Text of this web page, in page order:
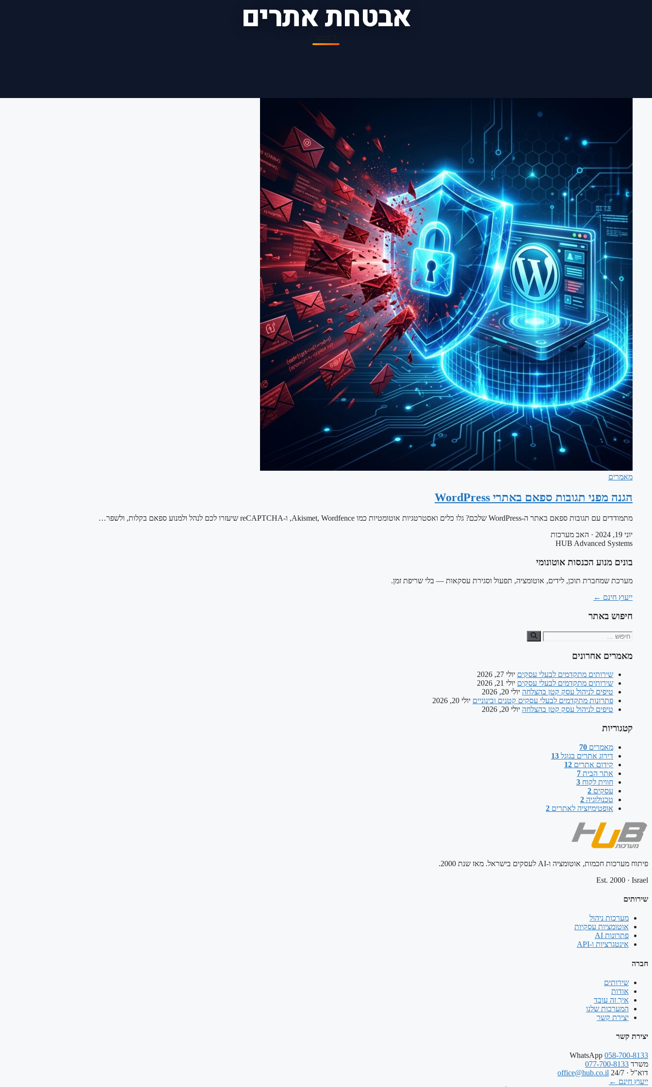
אבטחת אתרים
מאמרים
הגנה מפני תגובות ספאם באתרי WordPress
מתמודדים עם תגובות ספאם באתר ה-WordPress שלכם? גלו כלים ואסטרטגיות אוטומטיות כמו Akismet, Wordfence, ו-reCAPTCHA שיעזרו לכם לנהל ולמנוע ספאם בקלות, ולשפר…
יוני 19, 2024
· האב מערכות
HUB Advanced Systems
בונים מנוע הכנסות אוטונומי
מערכת שמחברת תוכן, לידים, אוטומציה, תפעול וסגירת עסקאות — בלי שריפת זמן.
ייעוץ חינם ←
חיפוש באתר
חיפוש:
מאמרים אחרונים
שירותים מתקדמים לבעלי עסקים יולי 27, 2026
שירותים מתקדמים לבעלי עסקים יולי 21, 2026
טיפים לניהול עסק קטן בהצלחה יולי 20, 2026
פתרונות מתקדמים לבעלי עסקים קטנים ובינוניים יולי 20, 2026
טיפים לניהול עסק קטן בהצלחה יולי 20, 2026
קטגוריות
מאמרים 70
דירוג אתרים בגוגל 13
קידום אתרים 12
אתר הבית 7
חווית לקוח 3
עסקים 2
טכנולוגיה 2
אופטימיזציה לאתרים 2
פיתוח מערכות חכמות, אוטומציה ו-AI לעסקים בישראל. מאז שנת 2000.
Est. 2000 · Israel
שירותים
מערכות ניהול
אוטומציות עסקיות
פתרונות AI
אינטגרציות ו-API
חברה
שירותים
אודות
איך זה עובד
המערכות שלנו
יצירת קשר
יצירת קשר
WhatsApp 058-700-8133
משרד 077-700-8133
דוא"ל · 24/7
office@hub.co.il
ייעוץ חינם ←